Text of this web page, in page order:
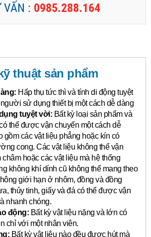
VẤN : 0985.288.164
thuật sản phẩm
Hấp thụ tức thì và tính di động tuyệt
sử dụng thiết bị một cách dễ dàng
tuyệt vời: Bất kỳ loại sản phẩm và
thể được vận chuyển một cách dễ
gồm các vật liệu phẳng hoặc kín có
cong. Các vật liệu không thể vận
hoặc các vật liệu mà hệ thống
không khí dính cũ không thể mang theo
giới hạn ở nhôm, đồng và đồng
thủy tinh, giấy và đá có thể được vận
nhanh chóng.
động: Bất kỳ vật liệu nặng và lớn có
chỉ với một nhân viên.
Bất kỳ vật liệu nào đều được hút mà